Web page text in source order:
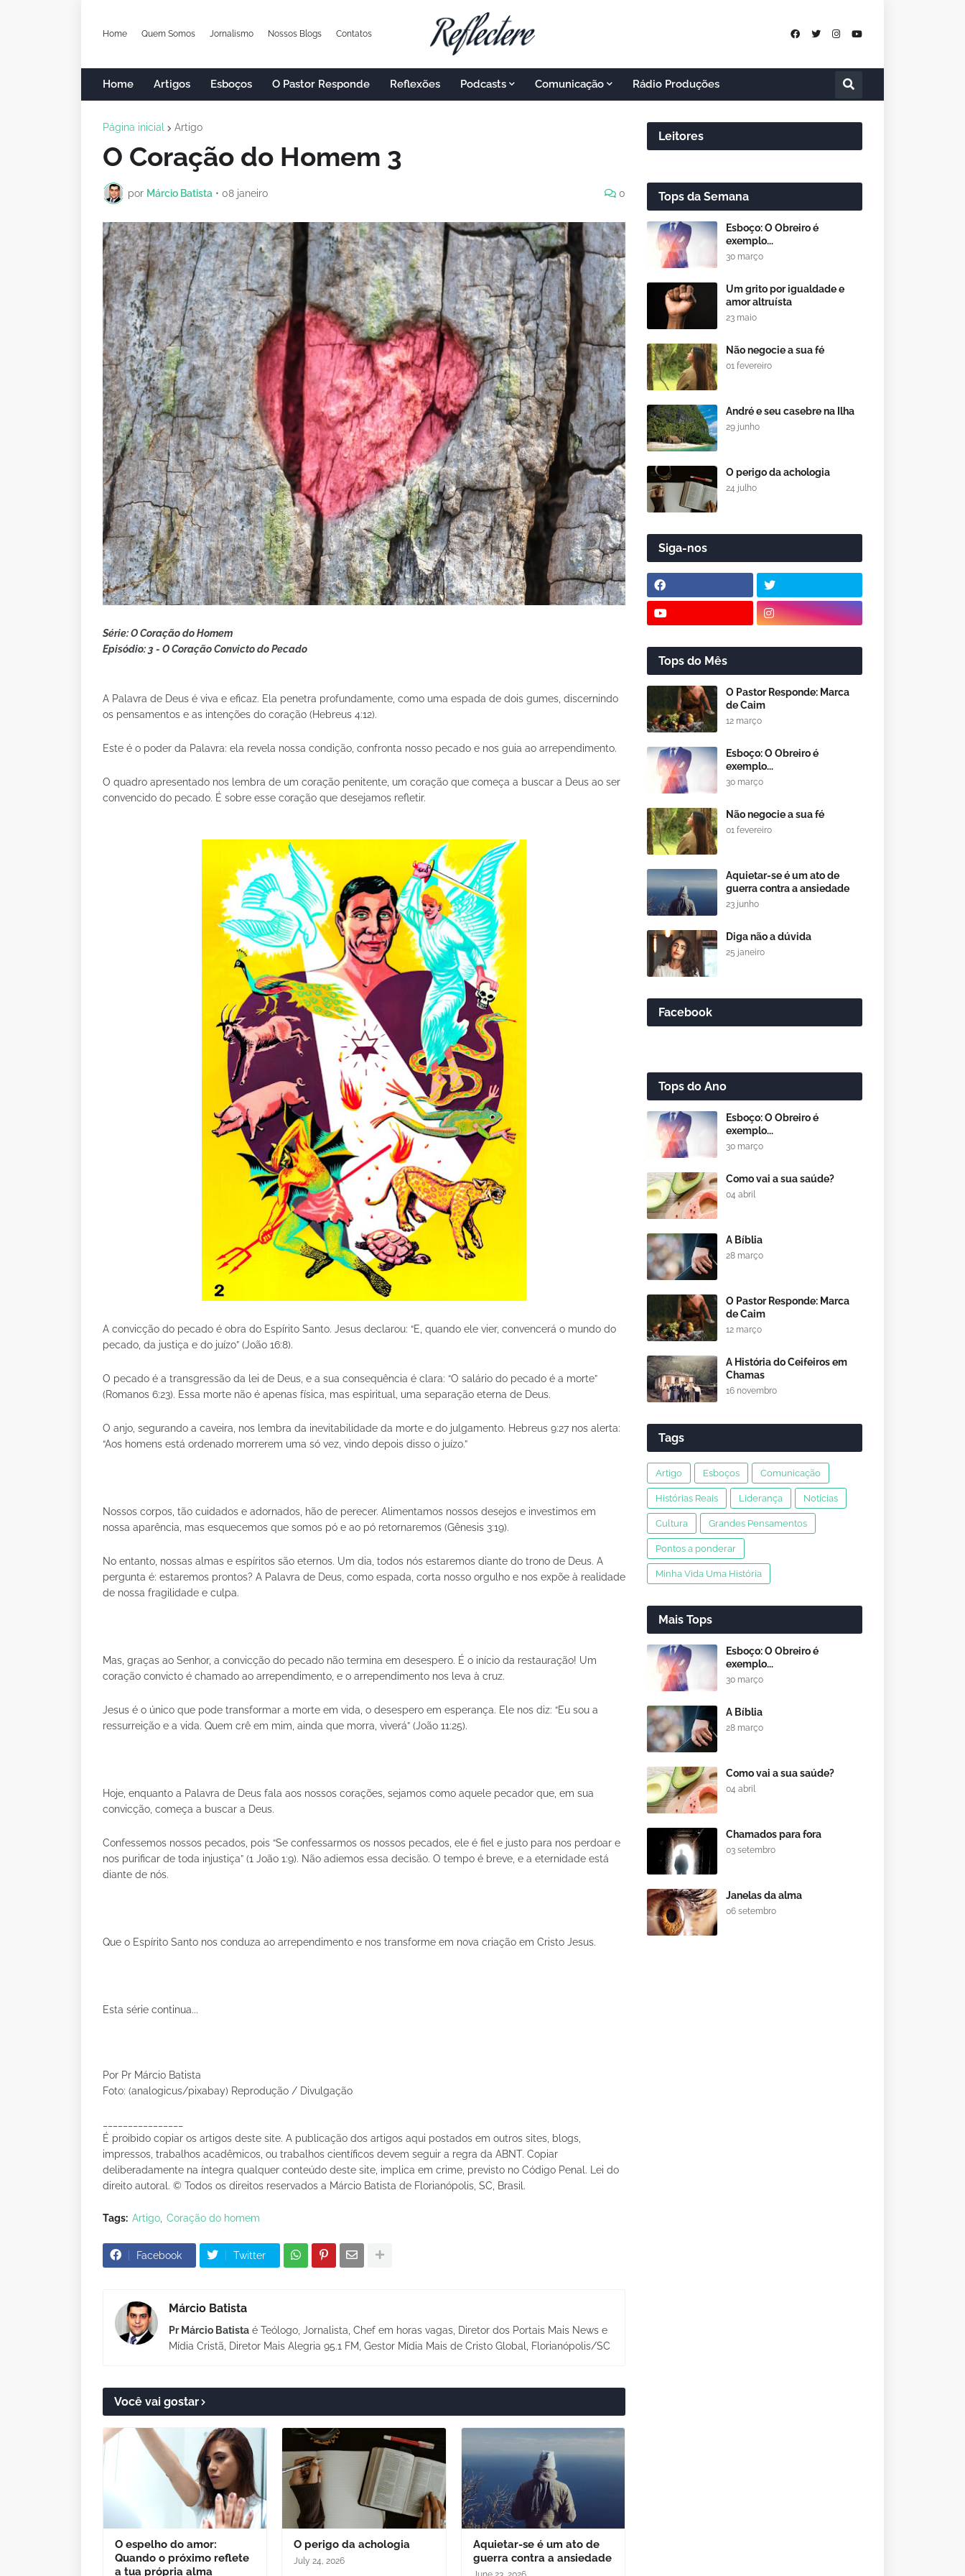
Home Quem Somos Jornalismo Nossos Blogs Contatos
Home Artigos Esboços O Pastor Responde Reflexões Podcasts Comunicação Rádio Produções
Página inicial Artigo
O Coração do Homem 3
por Márcio Batista • 08 janeiro 0
Série: O Coração do Homem
Episódio: 3 - O Coração Convicto do Pecado
A Palavra de Deus é viva e eficaz. Ela penetra profundamente, como uma espada de dois gumes, discernindo
os pensamentos e as intenções do coração (Hebreus 4:12).
Este é o poder da Palavra: ela revela nossa condição, confronta nosso pecado e nos guia ao arrependimento.
O quadro apresentado nos lembra de um coração penitente, um coração que começa a buscar a Deus ao ser
convencido do pecado. É sobre esse coração que desejamos refletir.
A convicção do pecado é obra do Espírito Santo. Jesus declarou: “E, quando ele vier, convencerá o mundo do
pecado, da justiça e do juízo” (João 16:8).
O pecado é a transgressão da lei de Deus, e a sua consequência é clara: “O salário do pecado é a morte”
(Romanos 6:23). Essa morte não é apenas física, mas espiritual, uma separação eterna de Deus.
O anjo, segurando a caveira, nos lembra da inevitabilidade da morte e do julgamento. Hebreus 9:27 nos alerta:
“Aos homens está ordenado morrerem uma só vez, vindo depois disso o juízo.”
Nossos corpos, tão cuidados e adornados, hão de perecer. Alimentamos nossos desejos e investimos em
nossa aparência, mas esquecemos que somos pó e ao pó retornaremos (Gênesis 3:19).
No entanto, nossas almas e espíritos são eternos. Um dia, todos nós estaremos diante do trono de Deus. A
pergunta é: estaremos prontos? A Palavra de Deus, como espada, corta nosso orgulho e nos expõe à realidade
de nossa fragilidade e culpa.
Mas, graças ao Senhor, a convicção do pecado não termina em desespero. É o início da restauração! Um
coração convicto é chamado ao arrependimento, e o arrependimento nos leva à cruz.
Jesus é o único que pode transformar a morte em vida, o desespero em esperança. Ele nos diz: “Eu sou a
ressurreição e a vida. Quem crê em mim, ainda que morra, viverá” (João 11:25).
Hoje, enquanto a Palavra de Deus fala aos nossos corações, sejamos como aquele pecador que, em sua
convicção, começa a buscar a Deus.
Confessemos nossos pecados, pois “Se confessarmos os nossos pecados, ele é fiel e justo para nos perdoar e
nos purificar de toda injustiça” (1 João 1:9). Não adiemos essa decisão. O tempo é breve, e a eternidade está
diante de nós.
Que o Espírito Santo nos conduza ao arrependimento e nos transforme em nova criação em Cristo Jesus.
Esta série continua...
Por Pr Márcio Batista
Foto: (analogicus/pixabay) Reprodução / Divulgação
É proibido copiar os artigos deste site. A publicação dos artigos aqui postados em outros sites, blogs,
impressos, trabalhos acadêmicos, ou trabalhos científicos devem seguir a regra da ABNT. Copiar
deliberadamente na íntegra qualquer conteúdo deste site, implica em crime, previsto no Código Penal. Lei do
direito autoral. © Todos os direitos reservados a Márcio Batista de Florianópolis, SC, Brasil.
Tags: Artigo Coração do homem
Facebook Twitter
Márcio Batista
Pr Márcio Batista é Teólogo, Jornalista, Chef em horas vagas, Diretor dos Portais Mais News e
Mídia Cristã, Diretor Mais Alegria 95.1 FM, Gestor Mídia Mais de Cristo Global, Florianópolis/SC
Você vai gostar
O espelho do amor:
Quando o próximo reflete
a tua própria alma
O perigo da achologia
July 24, 2026
Aquietar-se é um ato de
guerra contra a ansiedade
Leitores
Tops da Semana
Esboço: O Obreiro é
exemplo...
30 março
Um grito por igualdade e
amor altruísta
23 maio
Não negocie a sua fé
01 fevereiro
André e seu casebre na Ilha
29 junho
O perigo da achologia
24 julho
Siga-nos
Tops do Mês
O Pastor Responde: Marca
de Caim
12 março
Esboço: O Obreiro é
exemplo...
30 março
Não negocie a sua fé
01 fevereiro
Aquietar-se é um ato de
guerra contra a ansiedade
23 junho
Diga não a dúvida
25 janeiro
Facebook
Tops do Ano
Esboço: O Obreiro é
exemplo...
30 março
Como vai a sua saúde?
04 abril
A Bíblia
28 março
O Pastor Responde: Marca
de Caim
12 março
A História do Ceifeiros em
Chamas
16 novembro
Tags
Artigo Esboços Comunicação
Histórias Reais Liderança Notícias
Cultura Grandes Pensamentos
Pontos a ponderar
Minha Vida Uma História
Mais Tops
Esboço: O Obreiro é
exemplo...
30 março
A Bíblia
28 março
Como vai a sua saúde?
04 abril
Chamados para fora
03 setembro
Janelas da alma
06 setembro